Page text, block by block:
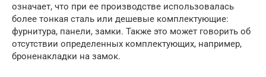
означает, что при ее производстве использовалась
более тонкая сталь или дешевые комплектующие:
фурнитура, панели, замки. Также это может говорить об
отсутствии определенных комплектующих, например,
броненакладки на замок.